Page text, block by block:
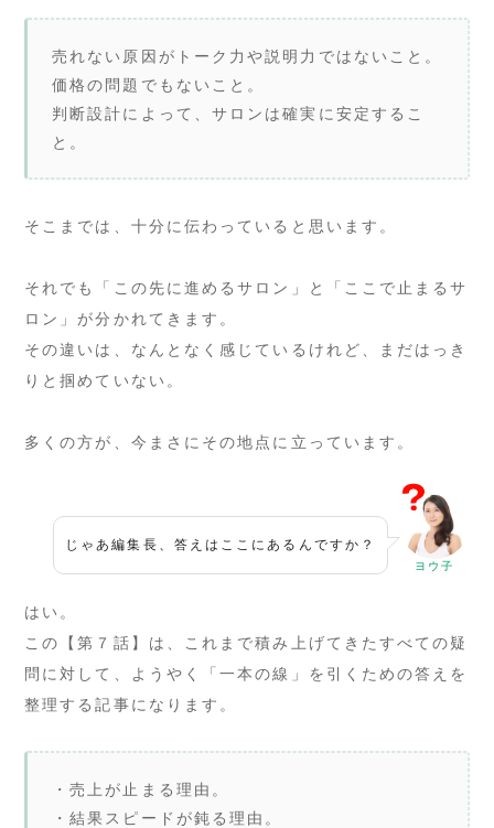
売れない原因がトーク力や説明力ではないこと。
価格の問題でもないこと。
判断設計によって、サロンは確実に安定するこ
と。
そこまでは、十分に伝わっていると思います。
それでも「この先に進めるサロン」と「ここで止まるサ
ロン」が分かれてきます。
その違いは、なんとなく感じているけれど、まだはっき
りと掴めていない。
多くの方が、今まさにその地点に立っています。
じゃあ編集長、答えはここにあるんですか？
ヨウ子
はい。
この【第７話】は、これまで積み上げてきたすべての疑
問に対して、ようやく「一本の線」を引くための答えを
整理する記事になります。
・売上が止まる理由。
・結果スピードが鈍る理由。